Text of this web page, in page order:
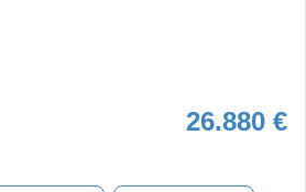
26.880 €